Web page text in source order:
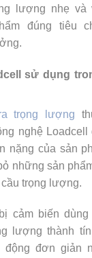
lượng nhẹ và
đúng tiêu
sử dụng
trọng lượng
nghệ Loadcell
nặng của sản
những sản
trọng lượng.
cảm biến dùng
lượng thành
đơn giản